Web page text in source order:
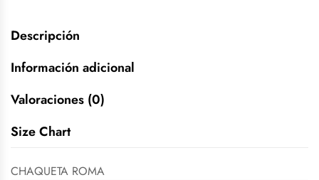
Descripción
Información adicional
Valoraciones (0)
Size Chart
CHAQUETA ROMA